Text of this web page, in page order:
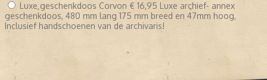
Luxe geschenkdoos Corvon € 16,95 Luxe archief- annex
geschenkdoos, 480 mm lang 175 mm breed en 47mm hoog,
Inclusief handschoenen van de archivaris!